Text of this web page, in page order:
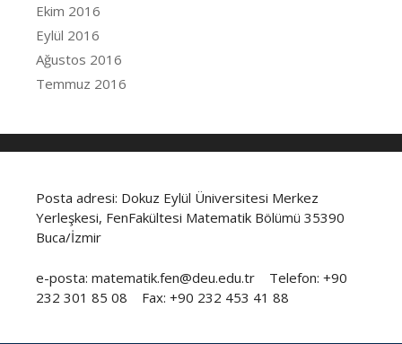
Ekim 2016
Eylül 2016
Ağustos 2016
Temmuz 2016
Posta adresi: Dokuz Eylül Üniversitesi Merkez
Yerleşkesi, FenFakültesi Matematik Bölümü 35390
Buca/İzmir
e-posta: matematik.fen@deu.edu.tr Telefon: +90
232 301 85 08 Fax: +90 232 453 41 88